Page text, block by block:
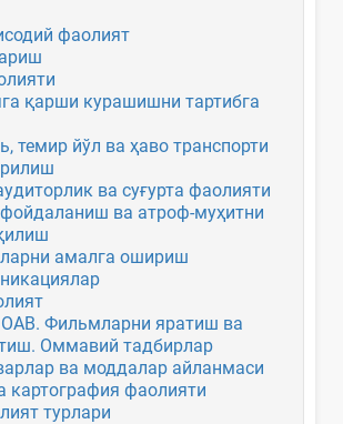
фаолият
қарши курашишни тартибга
темир йўл ва ҳаво транспорти
ва суғурта фаолияти
ва атроф-муҳитни
амалга ошириш
Фильмларни яратиш ва
Оммавий тадбирлар
ва моддалар айланмаси
картография фаолияти
турлари